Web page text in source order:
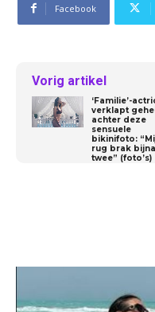
Facebook
Vorig artikel
‘Familie’-
verklapt
achter deze
sensuele
bikinifoto:
rug brak
twee” (foto’s)